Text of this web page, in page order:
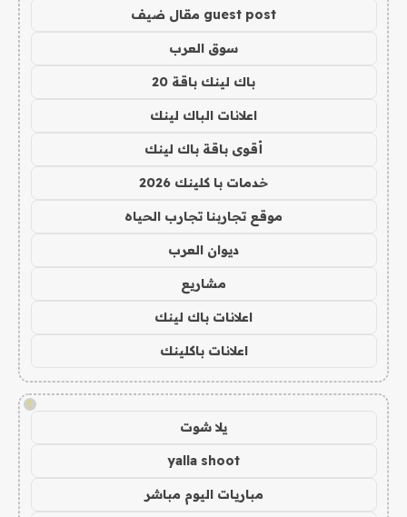
guest post مقال ضيف
سوق العرب
باك لينك باقة 20
اعلانات الباك لينك
أقوى باقة باك لينك
خدمات با كلينك 2026
موقع تجاربنا تجارب الحياه
ديوان العرب
مشاريع
اعلانات باك لينك
اعلانات باكلينك
!
يلا شوت
yalla shoot
مباريات اليوم مباشر